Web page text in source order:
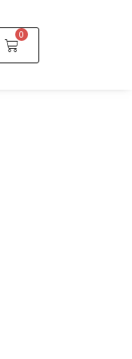
0